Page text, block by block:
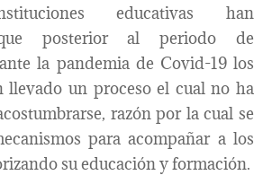
educativas han
posterior al periodo de
la pandemia de Covid-19 los
llevado un proceso el cual no ha
razón por la cual se
para acompañar a los
su educación y formación.